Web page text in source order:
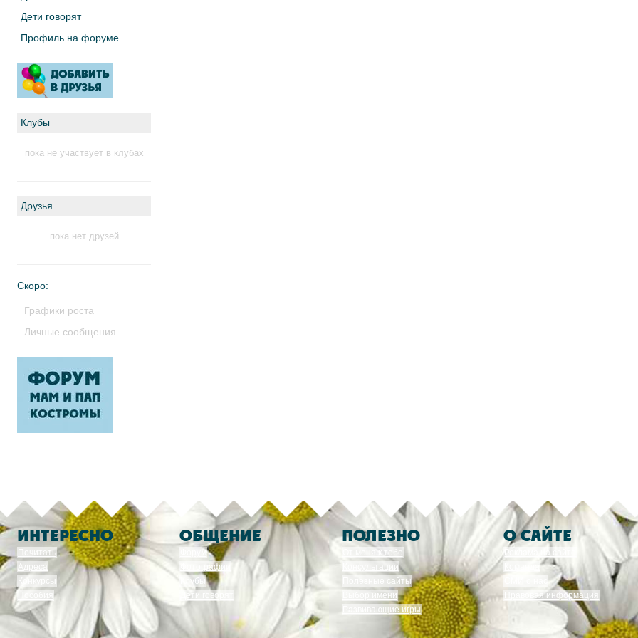
Дети говорят
Профиль на форуме
Клубы
пока не участвует в клубах
Друзья
пока нет друзей
Скоро:
Графики роста
Личные сообщения
ИНТЕРЕСНО
Почитать
Адреса
Конкурсы
Пособия
ОБЩЕНИЕ
Форум
Фотографии
Клубы
Дети говорят
ПОЛЕЗНО
От меня к тебе
Консультации
Полезные сайты
Выбор имени
Развивающие игры
О САЙТЕ
Реклама на сайте
Правовая информация